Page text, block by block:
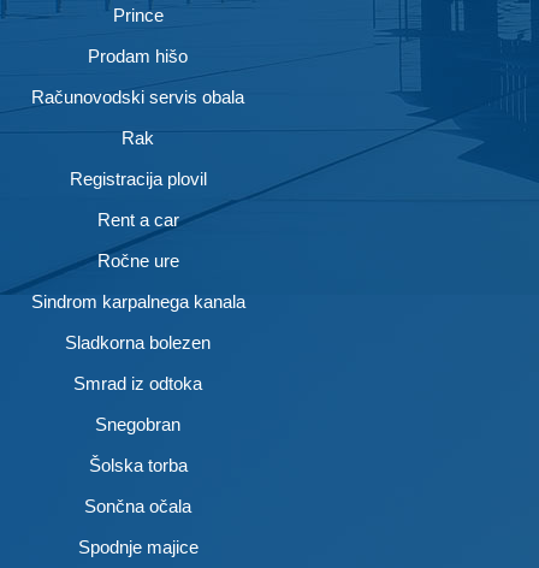
Prince
Prodam hišo
Računovodski servis obala
Rak
Registracija plovil
Rent a car
Ročne ure
Sindrom karpalnega kanala
Sladkorna bolezen
Smrad iz odtoka
Snegobran
Šolska torba
Sončna očala
Spodnje majice